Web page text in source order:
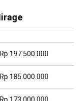
Rp 197.500.000
Rp 185.000.000